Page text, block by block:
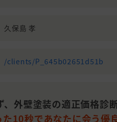
久保島 孝
/clients/P_645b02651d51b
、外壁塗装の適正価格診
た10秒であなたに会う優